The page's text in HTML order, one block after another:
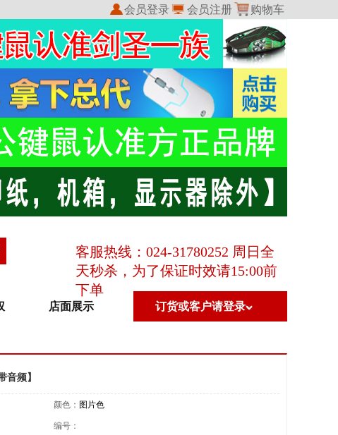
会员登录 会员注册
购物车
我的收藏
我的订单
客服热线：024-31780252 周日全
天秒杀，为了保证时效请15:00前
下单
店面展示 订货或客户请登录
频】
颜色： 图片色
编号：